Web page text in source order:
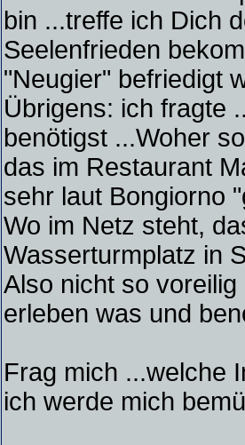
bin ...treffe ich Dich
Seelenfrieden
"Neugier" befriedigt
Übrigens: ich fragte
benötigst ...Woher
das im Restaurant
sehr laut Bongiorno
Wo im Netz steht,
Wasserturmplatz in
Also nicht so
erleben was und
Frag mich ...welche
ich werde mich